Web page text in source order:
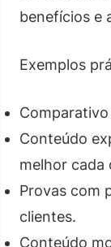
benefícios e
Exemplos
Conteúdo
melhor cada
Provas com
clientes.
Conteúdo